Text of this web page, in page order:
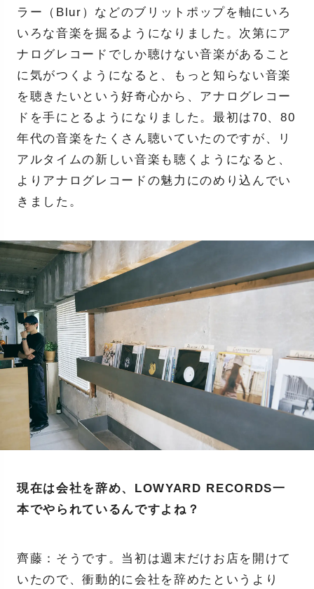
ラー（Blur）などのブリットポップを軸にいろ
いろな音楽を掘るようになりました。次第にア
ナログレコードでしか聴けない音楽があること
に気がつくようになると、もっと知らない音楽
を聴きたいという好奇心から、アナログレコー
ドを手にとるようになりました。最初は70、80
年代の音楽をたくさん聴いていたのですが、リ
アルタイムの新しい音楽も聴くようになると、
よりアナログレコードの魅力にのめり込んでい
きました。
現在は会社を辞め、LOWYARD RECORDS一
本でやられているんですよね？
齊藤：そうです。当初は週末だけお店を開けて
いたので、衝動的に会社を辞めたというより